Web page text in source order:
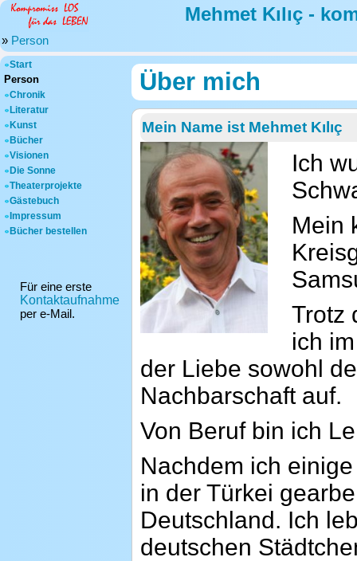
Mehmet Kılıç -
» Person
Start
Person
Chronik
Literatur
Kunst
Bücher
Visionen
Die Sonne
Theaterprojekte
Gästebuch
Impressum
Bücher bestellen
Für eine erste
Kontaktaufnahme
per e-Mail.
Über mich
Mein Name ist Mehmet Kılıç
Ich
Mein
Trotz
ich
der Liebe sowohl
Nachbarschaft auf.
Von Beruf bin ich
Nachdem ich
in der Türkei
Deutschland. Ich
deutschen